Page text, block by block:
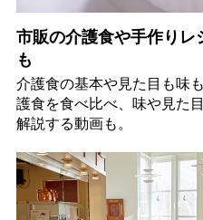
市販の介護食や手作りレ
も
介護食の基本や見た目も味
護食を食べ比べ、味や見た
解説する動画も。